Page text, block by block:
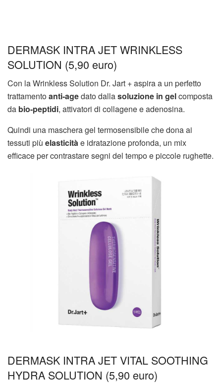
DERMASK INTRA JET WRINKLESS
SOLUTION (5,90 euro)
Con la Wrinkless Solution Dr. Jart + aspira a un perfetto
trattamentoanti-agedato dallasoluzione in gelcomposta
da bio-peptidi, attivatori di collagene e adenosina.
Quindi una maschera gel termosensibile che dona ai
tessuti più elasticitàe idratazione profonda, un mix
efficace per contrastare segni del tempo e piccole rughette.
DERMASK INTRA JET VITAL SOOTHING
HYDRA SOLUTION (5,90 euro)